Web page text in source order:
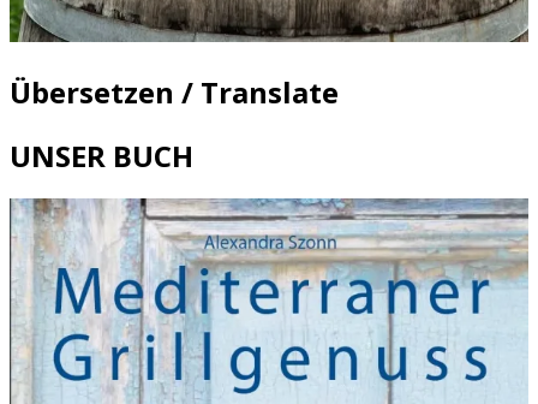
Übersetzen / Translate
UNSER BUCH